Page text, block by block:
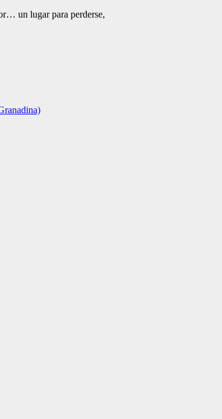
un lugar para perderse,